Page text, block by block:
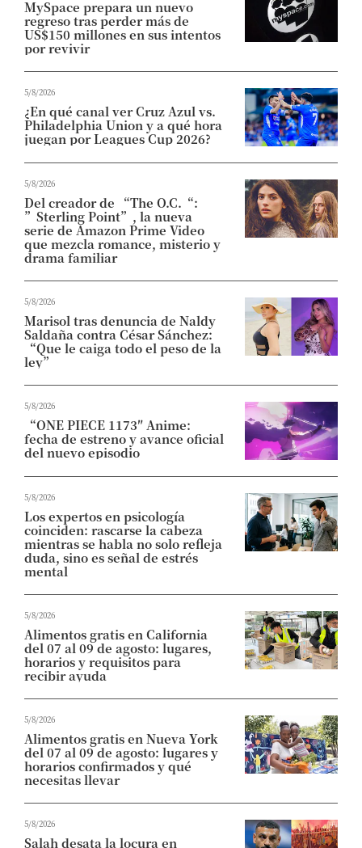
MySpace prepara un nuevo
regreso tras perder más de
US$150 millones en sus intentos
por revivir
5/8/2026
¿En qué canal ver Cruz Azul vs.
Philadelphia Union y a qué hora
juegan por Leagues Cup 2026?
5/8/2026
Del creador de “The O.C.“:
”Sterling Point”, la nueva
serie de Amazon Prime Video
que mezcla romance, misterio y
drama familiar
5/8/2026
Marisol tras denuncia de Naldy
Saldaña contra César Sánchez:
“Que le caiga todo el peso de la
ley”
5/8/2026
“ONE PIECE 1173″ Anime:
fecha de estreno y avance oficial
del nuevo episodio
5/8/2026
Los expertos en psicología
coinciden: rascarse la cabeza
mientras se habla no solo refleja
duda, sino es señal de estrés
mental
5/8/2026
Alimentos gratis en California
del 07 al 09 de agosto: lugares,
horarios y requisitos para
recibir ayuda
5/8/2026
Alimentos gratis en Nueva York
del 07 al 09 de agosto: lugares y
horarios confirmados y qué
necesitas llevar
5/8/2026
Salah desata la locura en